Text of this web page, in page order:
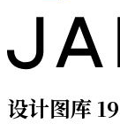
设计图库